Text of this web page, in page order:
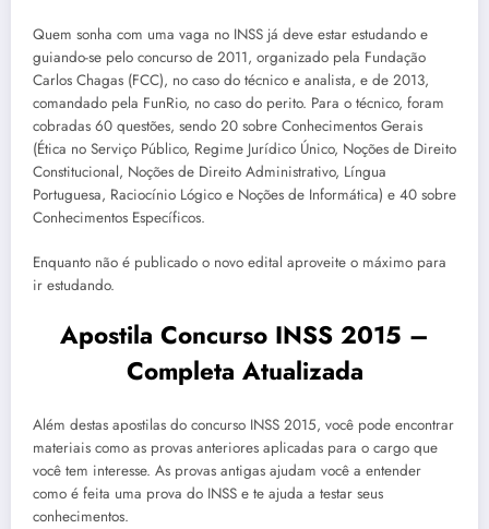
Quem sonha com uma vaga no INSS já deve estar estudando e
guiando-se pelo concurso de 2011, organizado pela Fundação
Carlos Chagas (FCC), no caso do técnico e analista, e de 2013,
comandado pela FunRio, no caso do perito. Para o técnico, foram
cobradas 60 questões, sendo 20 sobre Conhecimentos Gerais
(Ética no Serviço Público, Regime Jurídico Único, Noções de Direito
Constitucional, Noções de Direito Administrativo, Língua
Portuguesa, Raciocínio Lógico e Noções de Informática) e 40 sobre
Conhecimentos Específicos.
Enquanto não é publicado o novo edital aproveite o máximo para
ir estudando.
Apostila Concurso INSS 2015 –
Completa Atualizada
Além destas apostilas do concurso INSS 2015, você pode encontrar
materiais como as provas anteriores aplicadas para o cargo que
você tem interesse. As provas antigas ajudam você a entender
como é feita uma prova do INSS e te ajuda a testar seus
conhecimentos.